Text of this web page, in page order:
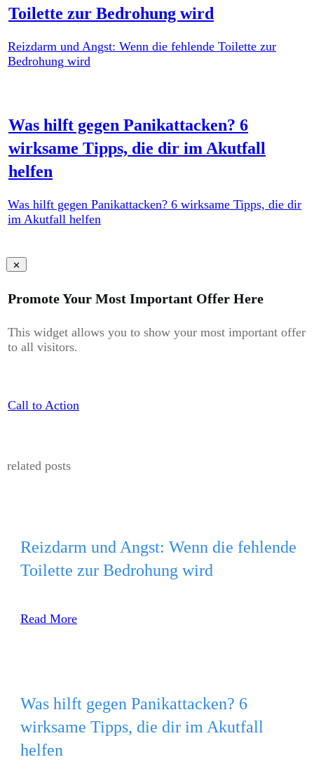
Toilette zur Bedrohung wird
Reizdarm und Angst: Wenn die fehlende Toilette zur
Bedrohung wird
Was hilft gegen Panikattacken? 6
wirksame Tipps, die dir im Akutfall
helfen
Was hilft gegen Panikattacken? 6 wirksame Tipps, die dir
im Akutfall helfen
Promote Your Most Important Offer Here
This widget allows you to show your most important offer
to all visitors.
Call to Action
related posts
Reizdarm und Angst: Wenn die fehlende
Toilette zur Bedrohung wird
Read More
Was hilft gegen Panikattacken? 6
wirksame Tipps, die dir im Akutfall
helfen